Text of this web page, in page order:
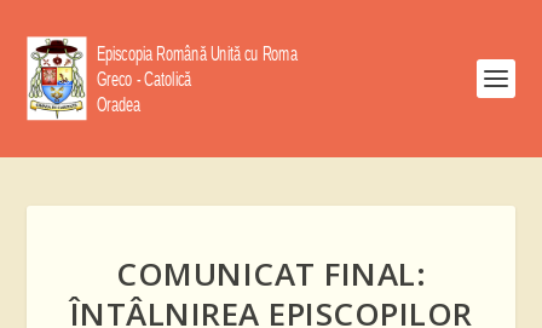
COMUNICAT FINAL:
ÎNTÂLNIREA EPISCOPILOR